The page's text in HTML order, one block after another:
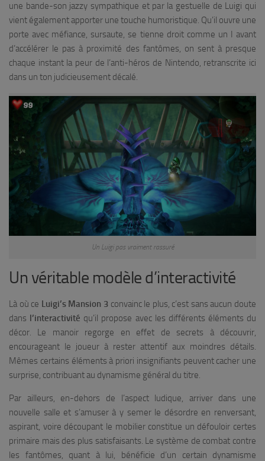
une bande-son jazzy sympathique et par la gestuelle de Luigi qui
vient également apporter une touche humoristique. Qu’il ouvre une
porte avec méfiance, sursaute, se tienne droit comme un I avant
d’accélérer le pas à proximité des fantômes, on sent à presque
chaque instant la peur de l’anti-héros de Nintendo, retranscrite ici
dans un ton judicieusement décalé.
Un Luigi pas vraiment rassuré
Un véritable modèle d’interactivité
Là où ce Luigi’s Mansion 3convainc le plus, c’est sans aucun doute
dans l’interactivité qu’il propose avec les différents éléments du
décor. Le manoir regorge en effet de secrets à découvrir,
encourageant le joueur à rester attentif aux moindres détails.
Mêmes certains éléments à priori insignifiants peuvent cacher une
surprise, contribuant au dynamisme général du titre.
Par ailleurs, en-dehors de l’aspect ludique, arriver dans une
nouvelle salle et s’amuser à y semer le désordre en renversant,
aspirant, voire découpant le mobilier constitue un défouloir certes
primaire mais des plus satisfaisants. Le système de combat contre
les fantômes, quant à lui, bénéficie d’un certain dynamisme